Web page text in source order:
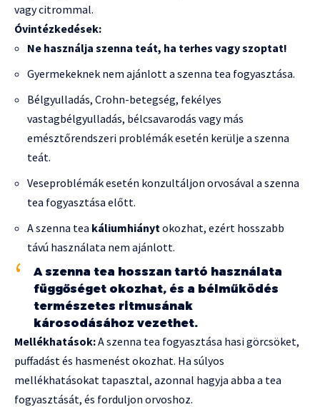
vagy citrommal.
Óvintézkedések:
Ne használja szenna teát, ha terhes vagy szoptat!
Gyermekeknek nem ajánlott a szenna tea fogyasztása.
Bélgyulladás, Crohn-betegség, fekélyes
vastagbélgyulladás, bélcsavarodás vagy más
emésztőrendszeri problémák esetén kerülje a szenna
teát.
Veseproblémák esetén konzultáljon orvosával a szenna
tea fogyasztása előtt.
A szenna tea káliumhiánytokozhat, ezért hosszabb
távú használata nem ajánlott.
A szenna tea hosszan tartó használata
függőséget okozhat, és a bélműködés
természetes ritmusának
károsodásához vezethet.
Mellékhatások:A szenna tea fogyasztása hasi görcsöket,
puffadást és hasmenést okozhat. Ha súlyos
mellékhatásokat tapasztal, azonnal hagyja abba a tea
fogyasztását, és forduljon orvoshoz.